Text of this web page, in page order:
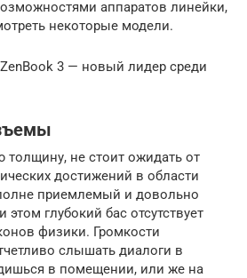
аппаратов линейки,
некоторые модели.
3 — новый лидер среди
не стоит ожидать от
достижений в области
приемлемый и довольно
глубокий бас отсутствует
физики. Громкости
слышать диалоги в
в помещении, или же на